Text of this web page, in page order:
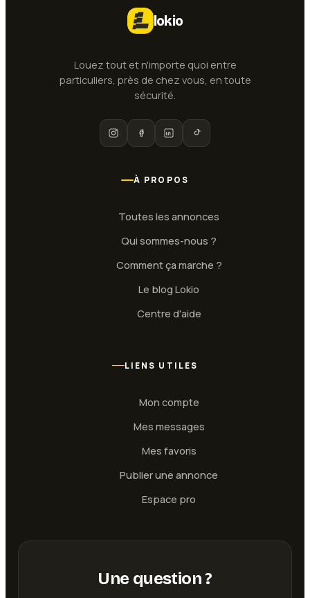
lokio
Louez tout et n'importe quoi entre
particuliers, près de chez vous, en toute
sécurité.
À PROPOS
Toutes les annonces
Qui sommes-nous ?
Comment ça marche ?
Le blog Lokio
Centre d'aide
LIENS UTILES
Mon compte
Mes messages
Mes favoris
Publier une annonce
Espace pro
Une question ?